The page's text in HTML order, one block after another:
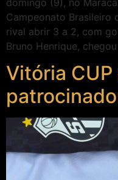
Campeonato Brasileiro
rival abrir 3 a 2, com
Bruno Henrique,
Vitória CUP